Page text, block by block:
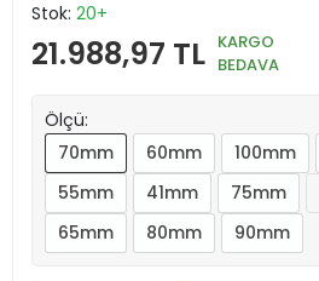
Stok: 20+
21.988,97 TL KARGO
BEDAVA
Ölçü:
70mm
60mm 100mm
55mm
41mm 75mm
65mm
80mm 90mm